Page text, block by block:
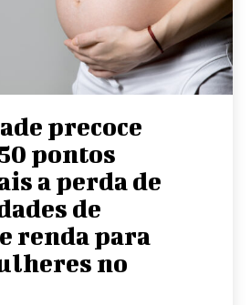
precoce
pontos
a perda de
de
renda para
no